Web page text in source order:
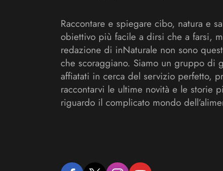
Raccontare e spiegare cibo, natura e
obiettivo più facile a dirsi che a farsi,
redazione di inNaturale non sono
che scoraggiano. Siamo un gruppo di
affiatati in cerca del servizio perfetto,
raccontarvi le ultime novità e le storie
riguardo il complicato mondo